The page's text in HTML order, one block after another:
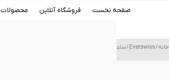
صفحه نخست فروشگاه آنلاین محصولات
خانه/
Everswiss/ ساعت مچی عقربه ای مردانه اورسوئیس (Everswiss) مدل EV-1698-GSW